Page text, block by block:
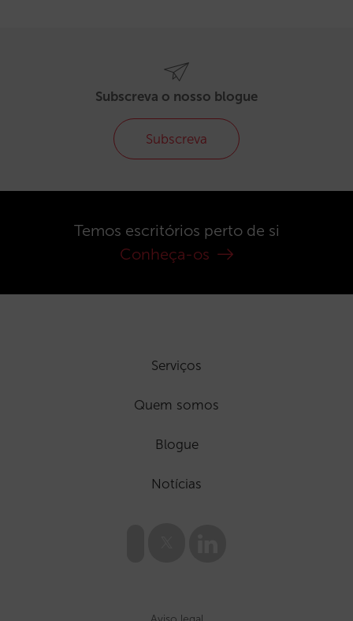
Subscreva o nosso blogue
Subscreva
Temos escritórios perto de si
Conheça-os
Serviços
Quem somos
Blogue
Notícias